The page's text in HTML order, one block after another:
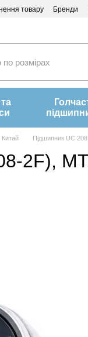
товару Бренди
Китай Підшипник UC
2F),